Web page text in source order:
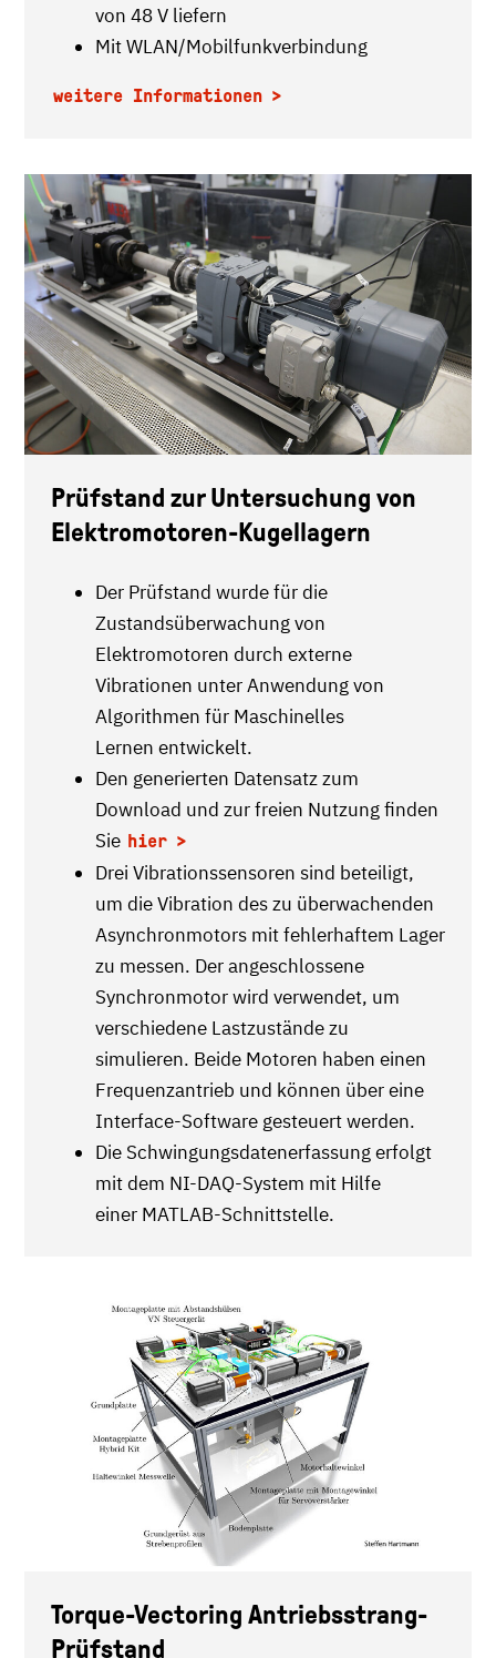
von 48 V liefern
Mit WLAN/Mobilfunkverbindung
weitere Informationen
Prüfstand zur Untersuchung von
Elektromotoren-Kugellagern
Der Prüfstand wurde für die
Zustandsüberwachung von
Elektromotoren durch externe
Vibrationen unter Anwendung von
Algorithmen für Maschinelles
Lernen entwickelt.
Den generierten Datensatz zum
Download und zur freien Nutzung finden
Sie hier
Drei Vibrationssensoren sind beteiligt,
um die Vibration des zu überwachenden
Asynchronmotors mit fehlerhaftem Lager
zu messen. Der angeschlossene
Synchronmotor wird verwendet, um
verschiedene Lastzustände zu
simulieren. Beide Motoren haben einen
Frequenzantrieb und können über eine
Interface-Software gesteuert werden.
Die Schwingungsdatenerfassung erfolgt
mit dem NI-DAQ-System mit Hilfe
einer MATLAB-Schnittstelle.
Torque-Vectoring Antriebsstrang-
Prüfstand